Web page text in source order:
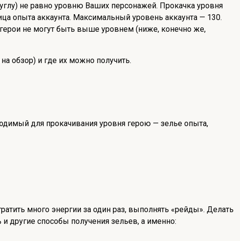
не равно уровню Ваших персонажей. Прокачка уровня
опыта аккаунта. Максимальный уровень аккаунта — 130.
не могут быть выше уровнем (ниже, конечно же,
обзор) и где их можно получить.
для прокачивания уровня герою — зелье опыта,
много энергии за один раз, выполнять «рейды». Делать
другие способы получения зельев, а именно: